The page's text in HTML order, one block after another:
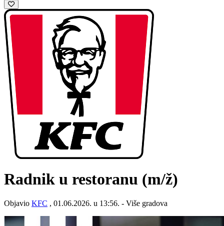
Radnik u restoranu (m/ž)
Objavio KFC , 01.06.2026. u 13:56. - Više gradova